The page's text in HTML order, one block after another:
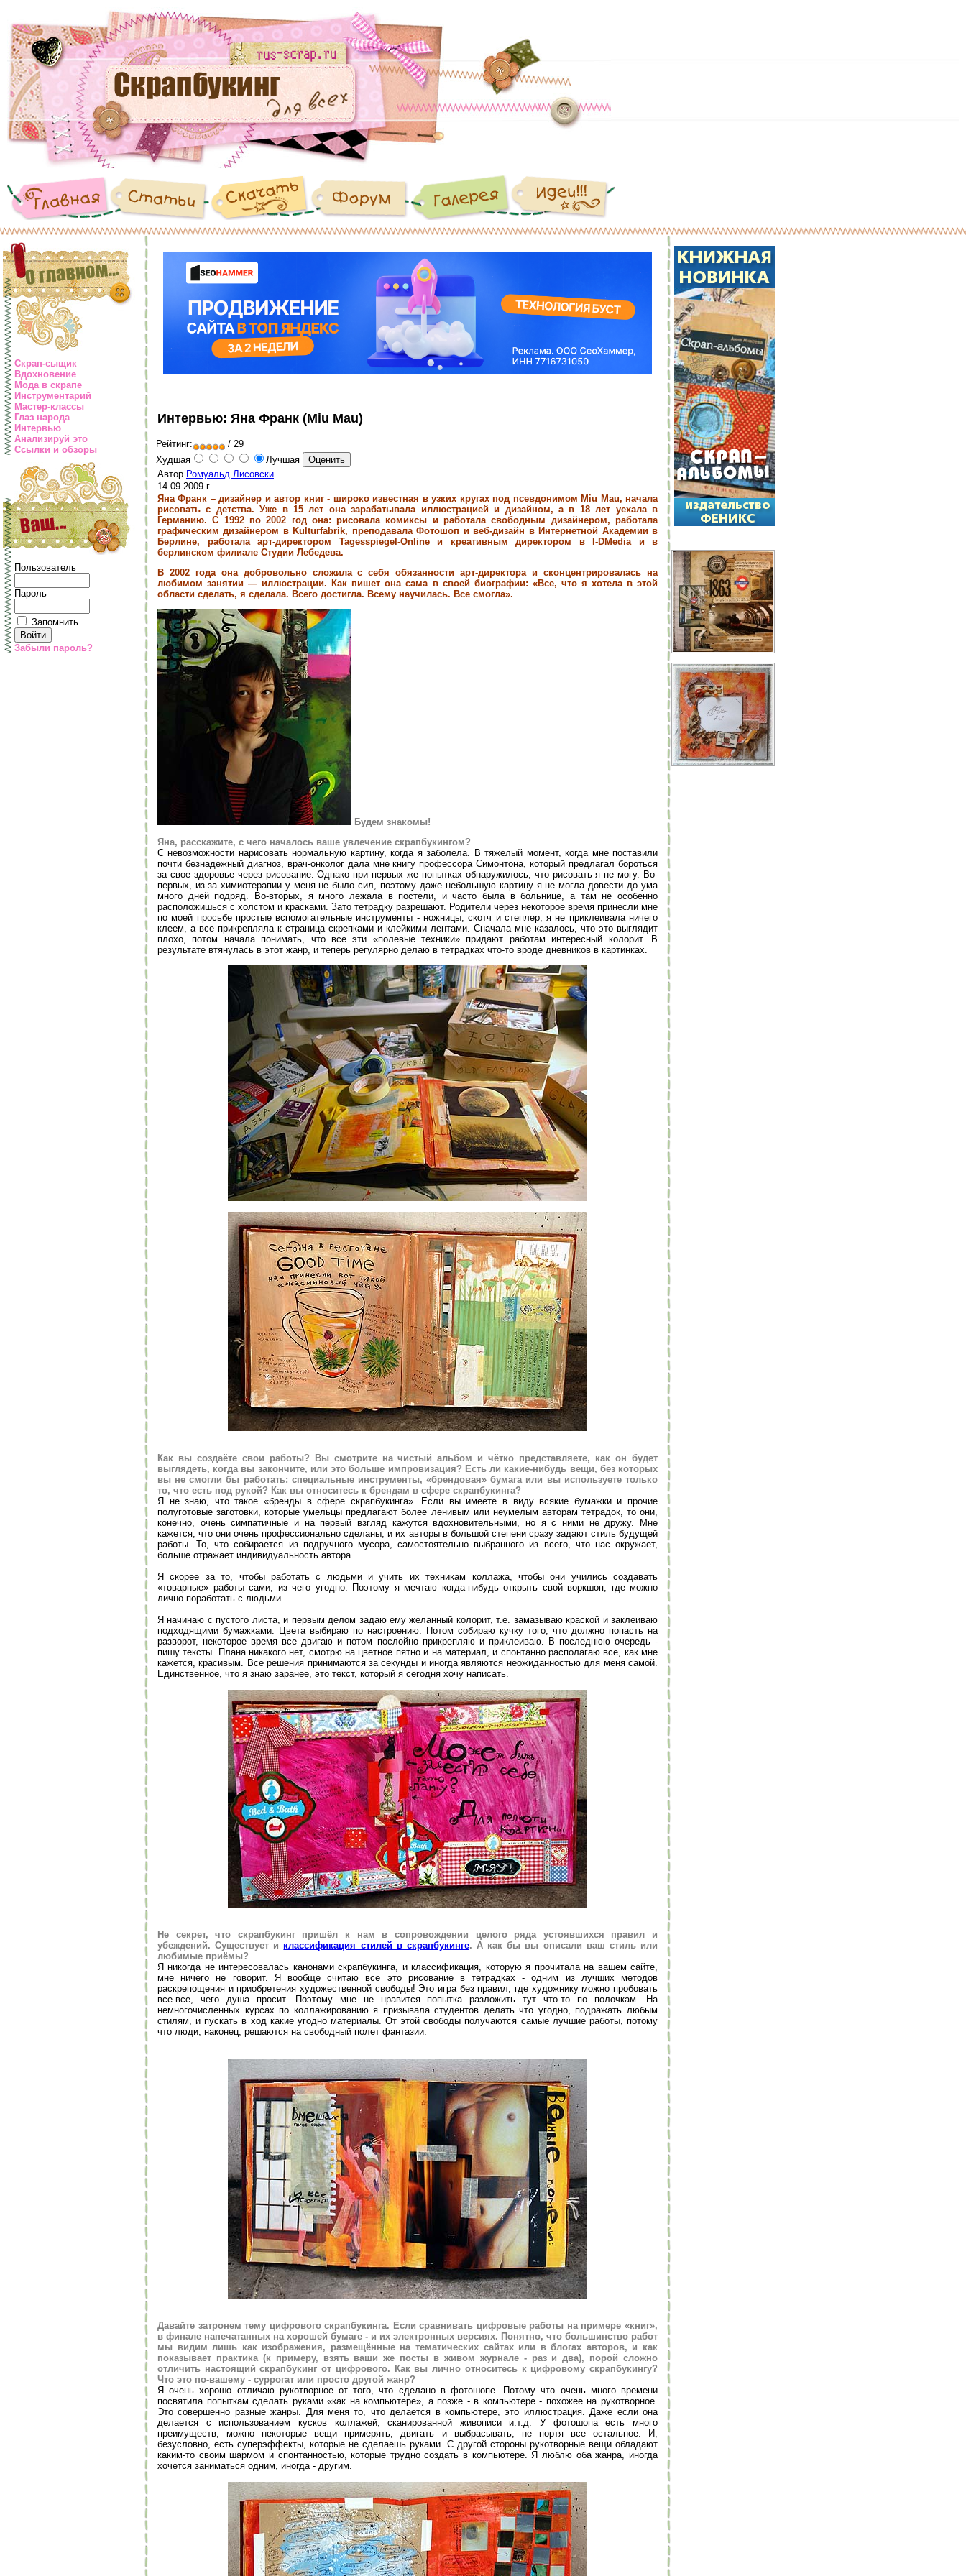
Скрап-сыщик
Вдохновение
Мода в скрапе
Инструментарий
Мастер-классы
Глаз народа
Интервью
Анализируй это
Ссылки и обзоры
Пользователь
Пароль
Запомнить
Забыли пароль?
Интервью: Яна Франк (Miu Mau)
Рейтинг:
/ 29
Худшая
Лучшая
Автор Ромуальд Лисовски
14.09.2009 г.
Яна Франк – дизайнер и автор книг - широко известная в узких кругах под псевдонимом Miu Mau, начала
рисовать с детства. Уже в 15 лет она зарабатывала иллюстрацией и дизайном, а в 18 лет уехала в
Германию. С 1992 по 2002 год она: рисовала комиксы и работала свободным дизайнером, работала
графическим дизайнером в Kulturfabrik, преподавала Фотошоп и веб-дизайн в Интернетной Академии в
Берлине, работала арт-директором Tagesspiegel-Online и креативным директором в I-DMedia и в
берлинском филиале Студии Лебедева.
В 2002 года она добровольно сложила с себя обязанности арт-директора и сконцентрировалась на
любимом занятии — иллюстрации. Как пишет она сама в своей биографии: «Все, что я хотела в этой
области сделать, я сделала. Всего достигла. Всему научилась. Все смогла».
Будем знакомы!
Яна, расскажите, с чего началось ваше увлечение скрапбукингом?
С невозможности нарисовать нормальную картину, когда я заболела. В тяжелый момент, когда мне поставили
почти безнадежный диагноз, врач-онколог дала мне книгу профессора Симонтона, который предлагал бороться
за свое здоровье через рисование. Однако при первых же попытках обнаружилось, что рисовать я не могу. Во-
первых, из-за химиотерапии у меня не было сил, поэтому даже небольшую картину я не могла довести до ума
много дней подряд. Во-вторых, я много лежала в постели, и часто была в больнице, а там не особенно
расположишься с холстом и красками. Зато тетрадку разрешают. Родители через некоторое время принесли мне
по моей просьбе простые вспомогательные инструменты - ножницы, скотч и степлер; я не приклеивала ничего
клеем, а все прикрепляла к страница скрепками и клейкими лентами. Сначала мне казалось, что это выглядит
плохо, потом начала понимать, что все эти «полевые техники» придают работам интересный колорит. В
результате втянулась в этот жанр, и теперь регулярно делаю в тетрадках что-то вроде дневников в картинках.
Как вы создаёте свои работы? Вы смотрите на чистый альбом и чётко представляете, как он будет
выглядеть, когда вы закончите, или это больше импровизация? Есть ли какие-нибудь вещи, без которых
вы не смогли бы работать: специальные инструменты, «брендовая» бумага или вы используете только
то, что есть под рукой? Как вы относитесь к брендам в сфере скрапбукинга?
Я не знаю, что такое «бренды в сфере скрапбукинга». Если вы имеете в виду всякие бумажки и прочие
полуготовые заготовки, которые умельцы предлагают более ленивым или неумелым авторам тетрадок, то они,
конечно, очень симпатичные и на первый взгляд кажутся вдохновительными, но я с ними не дружу. Мне
кажется, что они очень профессионально сделаны, и их авторы в большой степени сразу задают стиль будущей
работы. То, что собирается из подручного мусора, самостоятельно выбранного из всего, что нас окружает,
больше отражает индивидуальность автора.
Я скорее за то, чтобы работать с людьми и учить их техникам коллажа, чтобы они учились создавать
«товарные» работы сами, из чего угодно. Поэтому я мечтаю когда-нибудь открыть свой воркшоп, где можно
лично поработать с людьми.
Я начинаю с пустого листа, и первым делом задаю ему желанный колорит, т.е. замазываю краской и заклеиваю
подходящими бумажками. Цвета выбираю по настроению. Потом собираю кучку того, что должно попасть на
разворот, некоторое время все двигаю и потом послойно прикрепляю и приклеиваю. В последнюю очередь -
пишу тексты. Плана никакого нет, смотрю на цветное пятно и на материал, и спонтанно располагаю все, как мне
кажется, красивым. Все решения принимаются за секунды и иногда являются неожиданностью для меня самой.
Единственное, что я знаю заранее, это текст, который я сегодня хочу написать.
Не секрет, что скрапбукинг пришёл к нам в сопровождении целого ряда устоявшихся правил и
убеждений. Существует иклассификация стилей в скрапбукинге. А как бы вы описали ваш стиль или
любимые приёмы?
Я никогда не интересовалась канонами скрапбукинга, и классификация, которую я прочитала на вашем сайте,
мне ничего не говорит. Я вообще считаю все это рисование в тетрадках - одним из лучших методов
раскрепощения и приобретения художественной свободы! Это игра без правил, где художнику можно пробовать
все-все, чего душа просит. Поэтому мне не нравится попытка разложить тут что-то по полочкам. На
немногочисленных курсах по коллажированию я призывала студентов делать что угодно, подражать любым
стилям, и пускать в ход какие угодно материалы. От этой свободы получаются самые лучшие работы, потому
что люди, наконец, решаются на свободный полет фантазии.
Давайте затронем тему цифрового скрапбукинга. Если сравнивать цифровые работы на примере «книг»,
в финале напечатанных на хорошей бумаге - и их электронных версиях. Понятно, что большинство работ
мы видим лишь как изображения, размещённые на тематических сайтах или в блогах авторов, и как
показывает практика (к примеру, взять ваши же посты в живом журнале - раз и два), порой сложно
отличить настоящий скрапбукинг от цифрового. Как вы лично относитесь к цифровому скрапбукингу?
Что это по-вашему - суррогат или просто другой жанр?
Я очень хорошо отличаю рукотворное от того, что сделано в фотошопе. Потому что очень много времени
посвятила попыткам сделать руками «как на компьютере», а позже - в компьютере - похожее на рукотворное.
Это совершенно разные жанры. Для меня то, что делается в компьютере, это иллюстрация. Даже если она
делается с использованием кусков коллажей, сканированной живописи и.т.д. У фотошопа есть много
преимуществ, можно некоторые вещи примерять, двигать и выбрасывать, не портя все остальное. И,
безусловно, есть суперэффекты, которые не сделаешь руками. С другой стороны рукотворные вещи обладают
каким-то своим шармом и спонтанностью, которые трудно создать в компьютере. Я люблю оба жанра, иногда
хочется заниматься одним, иногда - другим.